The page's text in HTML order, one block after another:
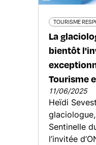
TOURISME
La
bientôt
Tourisme
11/06/2025
Heïdi
Sentinelle
l’invitée